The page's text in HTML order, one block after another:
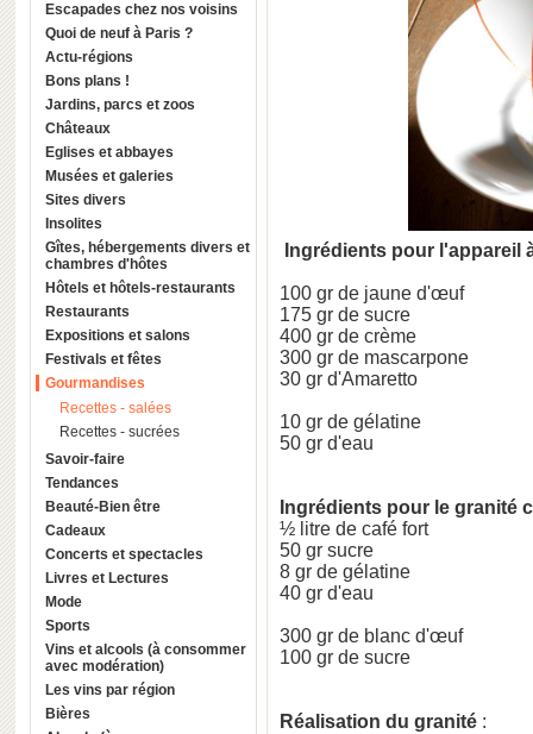
Escapades chez nos voisins
Quoi de neuf à Paris ?
Actu-régions
Bons plans !
Jardins, parcs et zoos
Châteaux
Eglises et abbayes
Musées et galeries
Sites divers
Insolites
Gîtes, hébergements divers et
chambres d'hôtes
Hôtels et hôtels-restaurants
Restaurants
Expositions et salons
Festivals et fêtes
Gourmandises
Recettes - salées
Recettes - sucrées
Savoir-faire
Tendances
Beauté-Bien être
Cadeaux
Concerts et spectacles
Livres et Lectures
Mode
Sports
Vins et alcools (à consommer
avec modération)
Les vins par région
Bières
Ingrédients pour l'appareil
100 gr de jaune d'œuf
175 gr de sucre
400 gr de crème
300 gr de mascarpone
30 gr d'Amaretto
10 gr de gélatine
50 gr d'eau
Ingrédients pour le granité
½ litre de café fort
50 gr sucre
8 gr de gélatine
40 gr d'eau
300 gr de blanc d'œuf
100 gr de sucre
Réalisation du granité :